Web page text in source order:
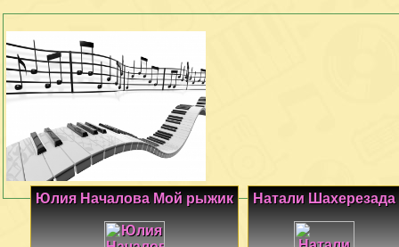
Натали Шахерезада
Юлия Началова Мой рыжик